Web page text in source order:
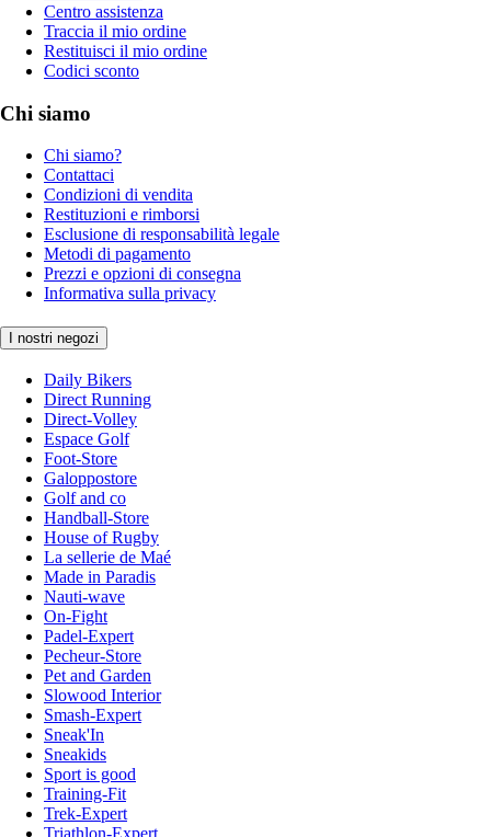
Centro assistenza
Traccia il mio ordine
Restituisci il mio ordine
Codici sconto
Chi siamo
Chi siamo?
Contattaci
Condizioni di vendita
Restituzioni e rimborsi
Esclusione di responsabilità legale
Metodi di pagamento
Prezzi e opzioni di consegna
Informativa sulla privacy
I nostri negozi
Daily Bikers
Direct Running
Direct-Volley
Espace Golf
Foot-Store
Galoppostore
Golf and co
Handball-Store
House of Rugby
La sellerie de Maé
Made in Paradis
Nauti-wave
On-Fight
Padel-Expert
Pecheur-Store
Pet and Garden
Slowood Interior
Smash-Expert
Sneak'In
Sneakids
Sport is good
Training-Fit
Trek-Expert
Triathlon-Expert